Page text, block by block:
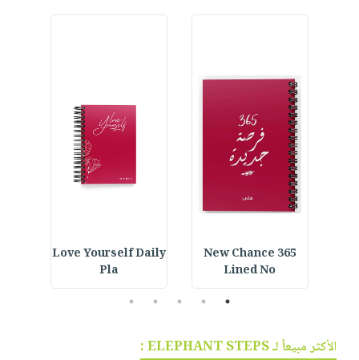
365 New Chance
Lined No
Love Yourself Daily
Pla
1
2
3
4
5
الأكثر مبيعاً لـ ELEPHANT STEPS :